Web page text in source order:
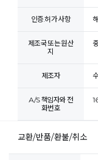
인증.허가 사항
제조국 또는 원산
지
제조자
A/S 책임자와 전
화번호
교환/반품/환불/취소